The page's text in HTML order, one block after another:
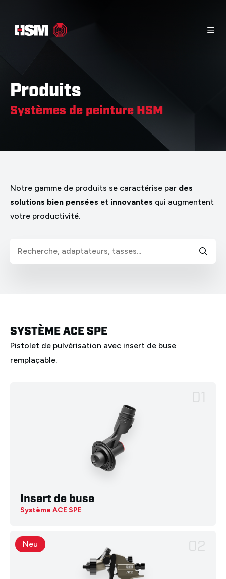
Produits
Systèmes de peinture HSM
Notre gamme de produits se caractérise par des
solutions bien pensées et innovantes qui augmentent
votre productivité.
SYSTÈME ACE SPE
Pistolet de pulvérisation avec insert de buse
remplaçable.
01
Insert de buse
Système ACE SPE
Neu 02